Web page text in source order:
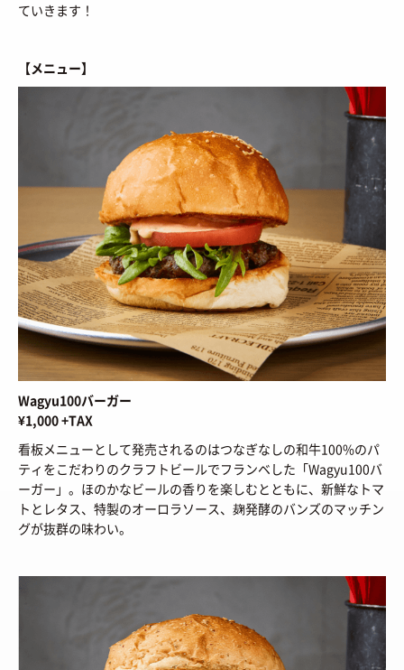
TOP/ スタイルトップ
/ ストリートスナップ
BEAUTY
/ コスメアイテム
SNEAKER MIX/ スニーカーMIX
KOREAN COSME/ 韓国コスメ
MAKE UP/ チュートリアル
/ 特集トップ
/ コラム
FASHION/ ファション
SHOPS/ ショップ情報
HOW TO/ あれこれハウツー
CULTURE
/ カルチャートップ
MUSIC/ 音楽
MOVIE/ 映画・ドラマ
ART/ アート
FOOD / 食文化
BOOKS/ ブック
HEALTH / ヘルス・ボディ
HISTORY/ 歴史
ABOUT
SNKRGIRLとは
運営会社
プライバシーポリシー
お問い合わせ
会員ログイン
新規会員登録
© 2026 Sneaker-Girl.com is brought to you
by YBS co., ltd & YBS USA LLC.
ていきます！
【メニュー】
Wagyu100バーガー
¥1,000 +TAX
看板メニューとして発売されるのはつなぎなしの和牛100%のパ
ティをこだわりのクラフトビールでフランベした「Wagyu100バ
ーガー」。ほのかなビールの香りを楽しむとともに、新鮮なトマ
トとレタス、特製のオーロラソース、麹発酵のバンズのマッチン
グが抜群の味わい。